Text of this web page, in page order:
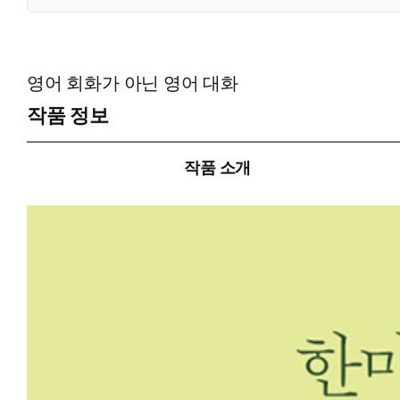
영어 회화가 아닌 영어 대화
작품 정보
작품 소개